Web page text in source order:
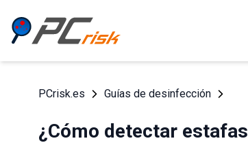
PCrisk.es Guías de desinfección
¿Cómo detectar